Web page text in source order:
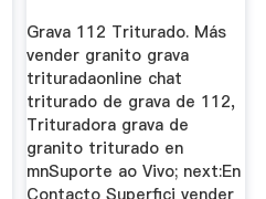
Grava 112 Triturado. Más
vender granito grava
trituradaonline chat
triturado de grava de 112,
Trituradora grava de
granito triturado en
mnSuporte ao Vivo; next:En
Contacto Superfici vender